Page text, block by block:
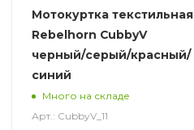
Мотокуртка текстильная
Rebelhorn CubbyV
черный/серый/красный/
синий
Много на складе
Арт.: CubbyV_11